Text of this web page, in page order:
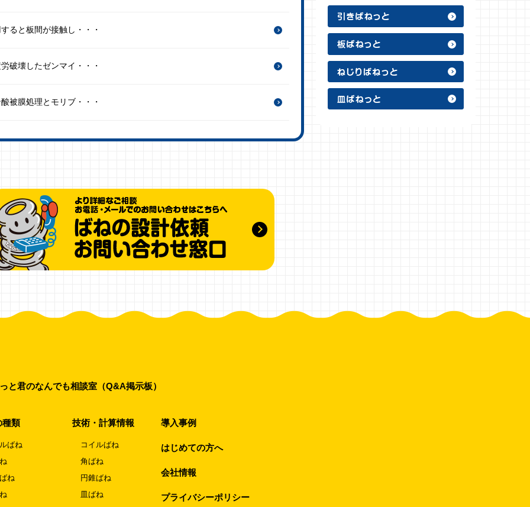
ると板間が接触し・・・
破壊したゼンマイ・・・
被膜処理とモリブ・・・
と君のなんでも相談室（Q&A掲示板）
種類
ばね
ね
技術・計算情報
コイルばね
角ばね
円錐ばね
皿ばね
導入事例
はじめての方へ
会社情報
プライバシーポリシー